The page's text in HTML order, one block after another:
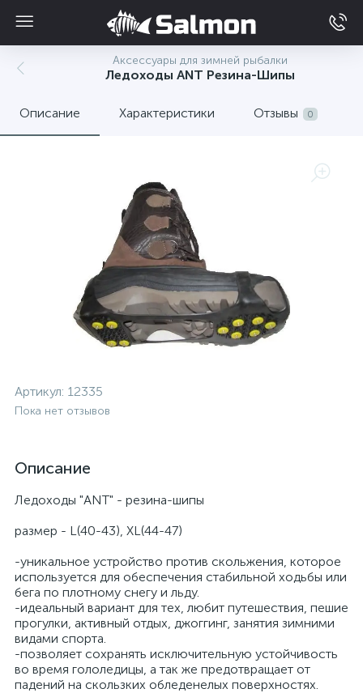
Аксессуары для зимней рыбалки
Ледоходы ANT Резина-Шипы
Описание Характеристики Отзывы 0
Артикул: 12335
Пока нет отзывов
Описание
Ледоходы "ANT" - резина-шипы
размер - L(40-43), XL(44-47)
-уникальное устройство против скольжения, которое
используется для обеспечения стабильной ходьбы или
бега по плотному снегу и льду.
-идеальный вариант для тех, любит путешествия, пешие
прогулки, активный отдых, джоггинг, занятия зимними
видами спорта.
-позволяет сохранять исключительную устойчивость
во время гололедицы, а так же предотвращает от
падений на скользких обледенелых поверхностях.